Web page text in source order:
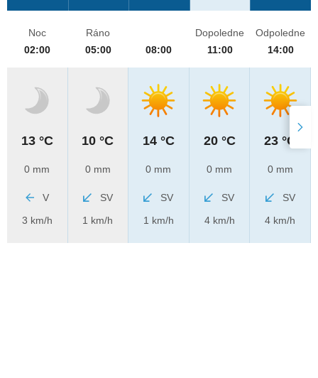
Noc
02:00
13 °C
0 mm
V
3 km/h
Ráno
05:00
10 °C
0 mm
SV
1 km/h
08:00
14 °C
0 mm
SV
1 km/h
Dopoledne
11:00
20 °C
0 mm
SV
4 km/h
Odpoledne
14:00
23 °C
0 mm
SV
4 km/h